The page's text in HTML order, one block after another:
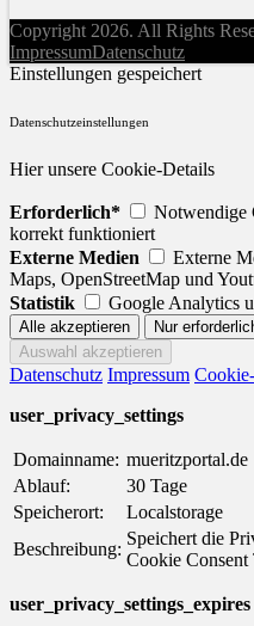
Copyright 2026. All Rights
ImpressumDatenschutz
Einstellungen gespeichert
Datenschutzeinstellungen
Hier unsere Cookie-Details
Erforderlich*
Notwendige
korrekt funktioniert
Externe Medien
Externe
Maps, OpenStreetMap und
Statistik
Google Analytics
Datenschutz Impressum
user_privacy_settings
Domainname: mueritzportal.de
Ablauf:
30 Tage
Speicherort:
Localstorage
Beschreibung:
Speichert die
Cookie
user_privacy_settings_expires